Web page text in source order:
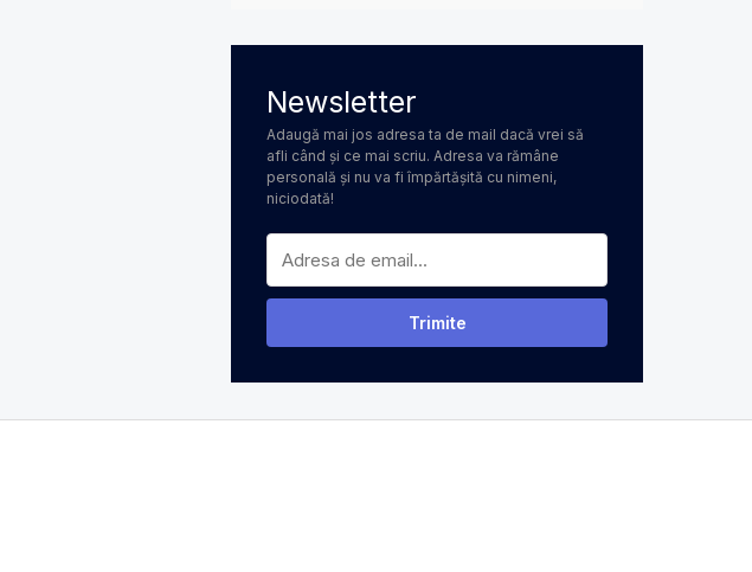
Newsletter
Adaugă mai jos adresa ta de mail dacă vrei să
afli când și ce mai scriu. Adresa va rămâne
personală și nu va fi împărtășită cu nimeni,
niciodată!